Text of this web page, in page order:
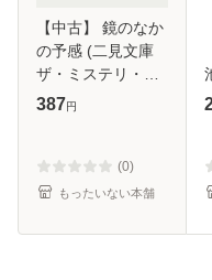
【中古】 鏡のなか
の予感 (二見文庫
ザ・ミステリ・コ
レクション) / アイ
フェイリン・プレ
ストン、
387円
(0)
もったいない本舗
[